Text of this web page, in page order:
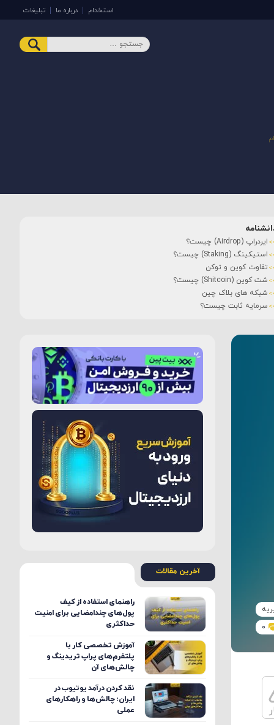
استخدام درباره ما تبلیغات
ایردراپ (Airdrop) چیست؟
استیکینگ (Staking) چیست؟
تفاوت کوین و توکن
شت کوین (Shitcoin) چیست؟
شبکه های بلاک چین
سرمایه ثابت چیست؟
0
آخرین مقالات
راهنمای استفاده از کیف
پول‌های چندامضایی برای امنیت
حداکثری
آموزش تخصصی کار با
پلتفرم‌های پراپ تریدینگ و
چالش‌های آن
نقد کردن درآمد یوتیوب در
ایران؛ چالش‌ها و راهکارهای
عملی